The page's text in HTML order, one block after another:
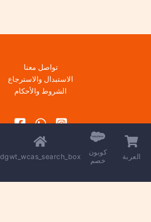
تواصل معنا
الاستبدال والاسترجاع
الشروط والأحكام
dgwt_wcas_search_box
كوبون
خصم
العربة